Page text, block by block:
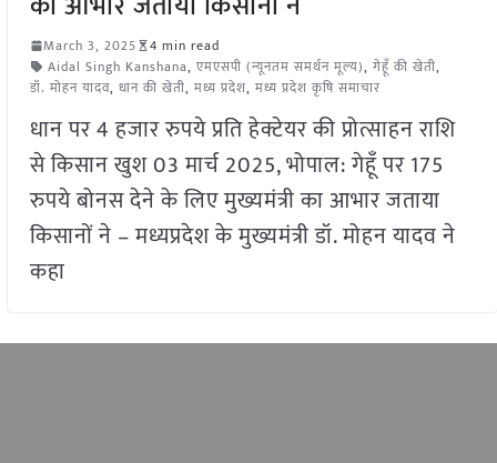
March 3, 2025
4 min read
Aidal Singh Kanshana, एमएसपी (न्यूनतम समर्थन मूल्य), गेहूँ की खेती,
डॉ. मोहन यादव, धान की खेती, मध्य प्रदेश, मध्य प्रदेश कृषि समाचार
धान पर 4 हजार रुपये प्रति हेक्टेयर की प्रोत्साहन राशि
से किसान खुश 03 मार्च 2025, भोपाल: गेहूँ पर 175
रुपये बोनस देने के लिए मुख्यमंत्री का आभार जताया
किसानों ने – मध्यप्रदेश के मुख्यमंत्री डॉ. मोहन यादव ने
कहा